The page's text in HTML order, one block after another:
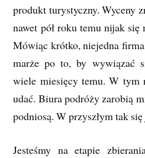
produkt turystyczny. Wyceny
nawet pół roku temu nijak
Mówiąc krótko, niejedna
marże po to, by wywiązać
wiele miesięcy temu. W tym
udać. Biura podróży zarobią
podniosą. W przyszłym tak
Jesteśmy na etapie